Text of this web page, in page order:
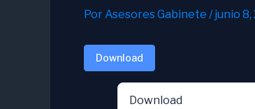
PorAsesores Gabinete /junio 8,
Download
Download